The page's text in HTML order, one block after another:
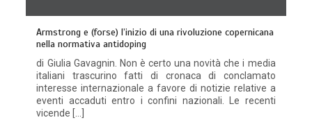
Armstrong e (forse) l’inizio di una rivoluzione copernicana
nella normativa antidoping
di Giulia Gavagnin. Non è certo una novità che i media
italiani trascurino fatti di cronaca di conclamato
interesse internazionale a favore di notizie relative a
eventi accaduti entro i confini nazionali. Le recenti
vicende […]